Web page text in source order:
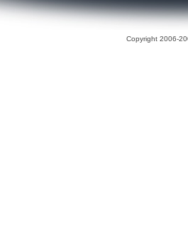
Copyright 2006-